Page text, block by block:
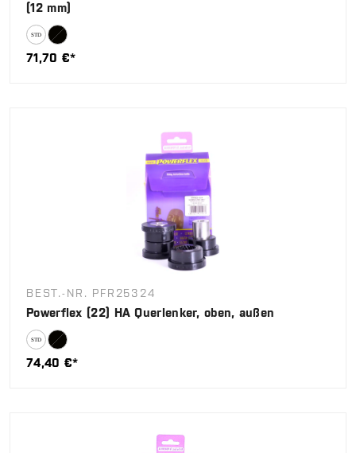
(12 mm)
71,70 €*
BEST.-NR. PFR25324
Powerflex (22) HA Querlenker, oben, außen
74,40 €*